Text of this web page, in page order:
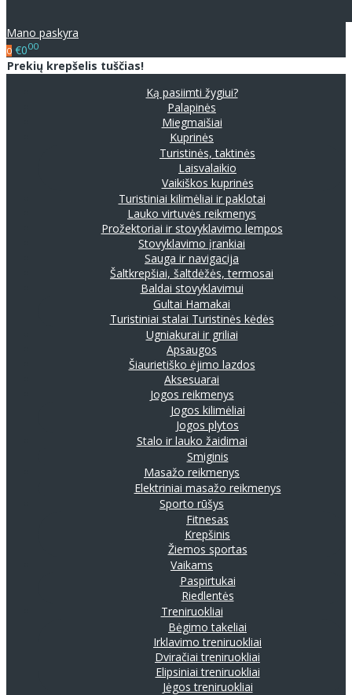
Mano paskyra
0 €000
Prekių krepšelis tuščias!
Ką pasiimti žygiui?
Palapinės
Miegmaišiai
Kuprinės
Turistinės, taktinės
Laisvalaikio
Vaikiškos kuprinės
Turistiniai kilimėliai ir paklotai
Lauko virtuvės reikmenys
Prožektoriai ir stovyklavimo lempos
Stovyklavimo įrankiai
Sauga ir navigacija
Šaltkrepšiai, šaltdėžės, termosai
Baldai stovyklavimui
Gultai Hamakai
Turistiniai stalai Turistinės kėdės
Ugniakurai ir griliai
Apsaugos
Šiaurietiško ėjimo lazdos
Aksesuarai
Jogos reikmenys
Jogos kilimėliai
Jogos plytos
Stalo ir lauko žaidimai
Smiginis
Masažo reikmenys
Elektriniai masažo reikmenys
Sporto rūšys
Fitnesas
Krepšinis
Žiemos sportas
Vaikams
Paspirtukai
Riedlentės
Treniruokliai
Bėgimo takeliai
Irklavimo treniruokliai
Dviračiai treniruokliai
Elipsiniai treniruokliai
Jėgos treniruokliai